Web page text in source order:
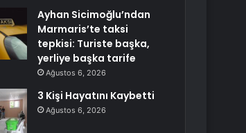
Ayhan Sicimoğlu’ndan
Marmaris’te taksi
tepkisi: Turiste başka,
yerliye başka tarife
Ağustos 6, 2026
3 Kişi Hayatını Kaybetti
Ağustos 6, 2026